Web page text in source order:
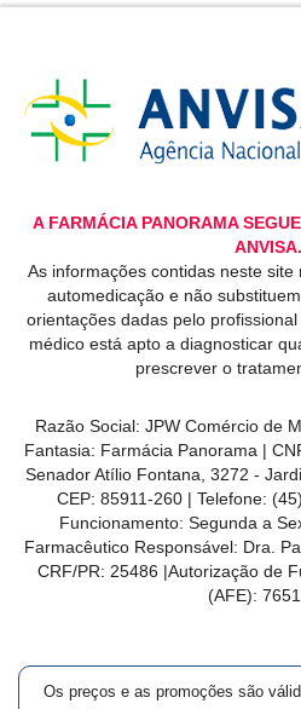
A FARMÁCIA PANORAMA
ANVISA.
As informações contidas neste
automedicação e não
orientações dadas pelo
médico está apto a diagnosticar
prescrever o
Razão Social: JPW Comércio de
Fantasia: Farmácia Panorama |
Senador Atílio Fontana, 3272 -
CEP: 85911-260 | Telefone:
Funcionamento: Segunda a
Farmacêutico Responsável: Dra.
CRF/PR: 25486 |Autorização de
(AFE):
Os preços e as promoções são